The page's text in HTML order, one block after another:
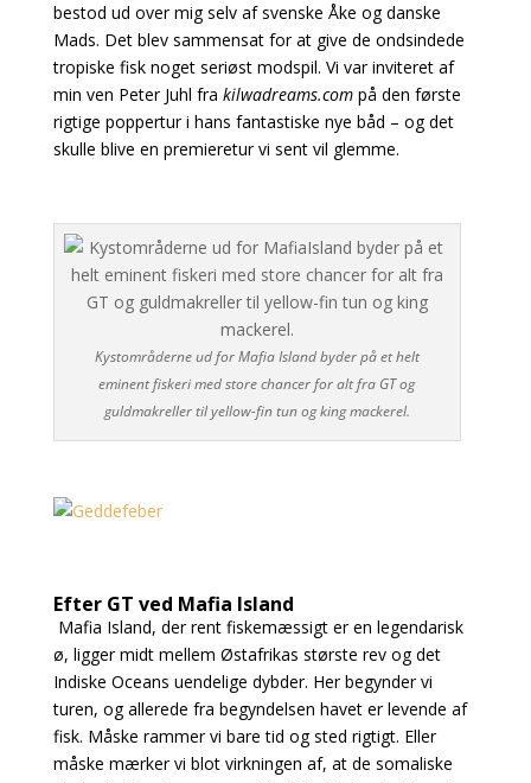
bestod ud over mig selv af svenske Åke og danske
Mads. Det blev sammensat for at give de ondsindede
tropiske fisk noget seriøst modspil. Vi var inviteret af
min ven Peter Juhl fra kilwadreams.com på den første
rigtige poppertur i hans fantastiske nye båd – og det
skulle blive en premieretur vi sent vil glemme.
Kystområderne ud for Mafia Island byder på et helt
eminent fiskeri med store chancer for alt fra GT og
guldmakreller til yellow-fin tun og king mackerel.
Efter GT ved Mafia Island
Mafia Island, der rent fiskemæssigt er en legendarisk
ø, ligger midt mellem Østafrikas største rev og det
Indiske Oceans uendelige dybder. Her begynder vi
turen, og allerede fra begyndelsen havet er levende af
fisk. Måske rammer vi bare tid og sted rigtigt. Eller
måske mærker vi blot virkningen af, at de somaliske